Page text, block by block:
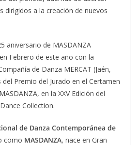
dirigidos a la creación de nuevos
aniversario de MASDANZA
Febrero de este año con la
de Danza MERCAT (Jaén,
del Premio del Jurado en el Certamen
en la XXV Edición del
Collection.
de Danza Contemporánea de
como MASDANZA, nace en Gran